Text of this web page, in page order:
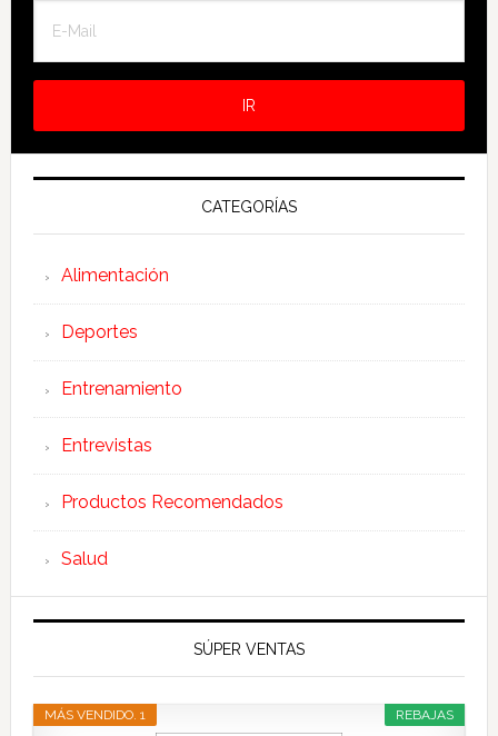
CATEGORÍAS
Alimentación
Deportes
Entrenamiento
Entrevistas
Productos Recomendados
Salud
SÚPER VENTAS
REBAJAS
MÁS VENDIDO. 1